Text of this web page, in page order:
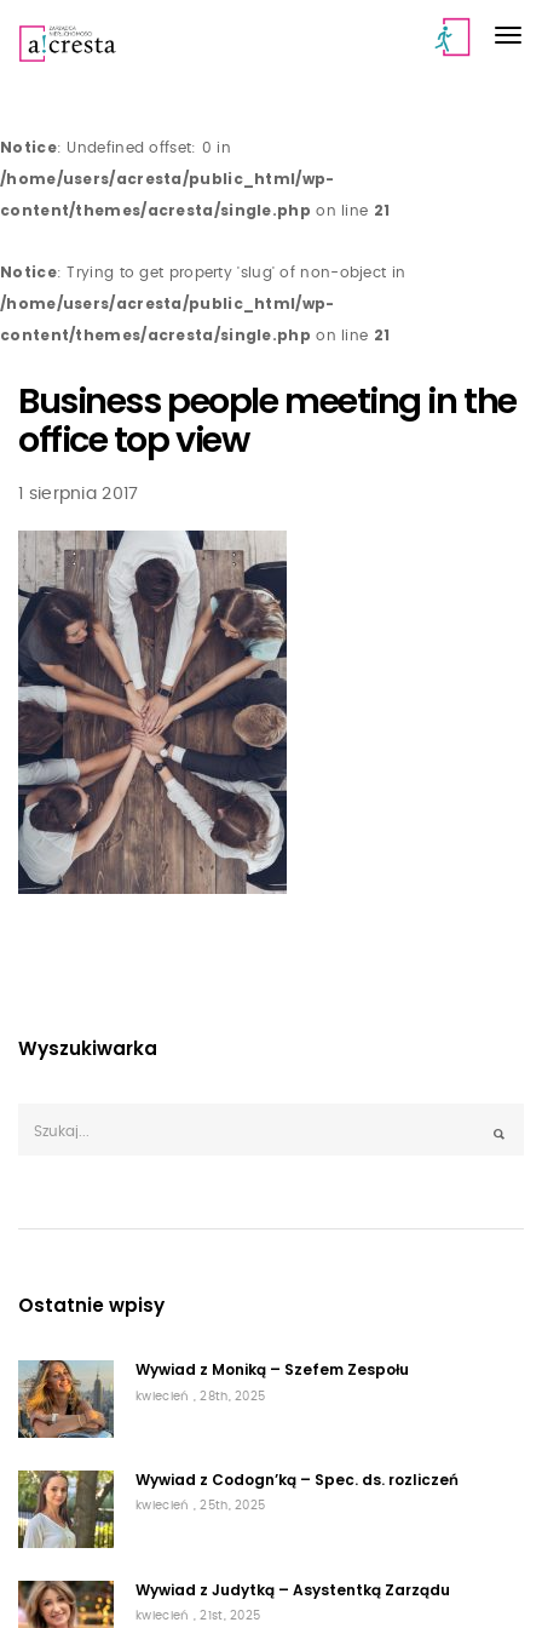
Notice: Undefined offset: 0 in
/home/users/acresta/public_html/wp-
content/themes/acresta/single.php on line 21
Notice: Trying to get property 'slug' of non-object in
/home/users/acresta/public_html/wp-
content/themes/acresta/single.php on line 21
Business people meeting in the
office top view
1 sierpnia 2017
Wyszukiwarka
Ostatnie wpisy
Wywiad z Moniką – Szefem Zespołu
kwiecień , 28th, 2025
Wywiad z Codogn’ką – Spec. ds. rozliczeń
kwiecień , 25th, 2025
Wywiad z Judytką – Asystentką Zarządu
kwiecień , 21st, 2025